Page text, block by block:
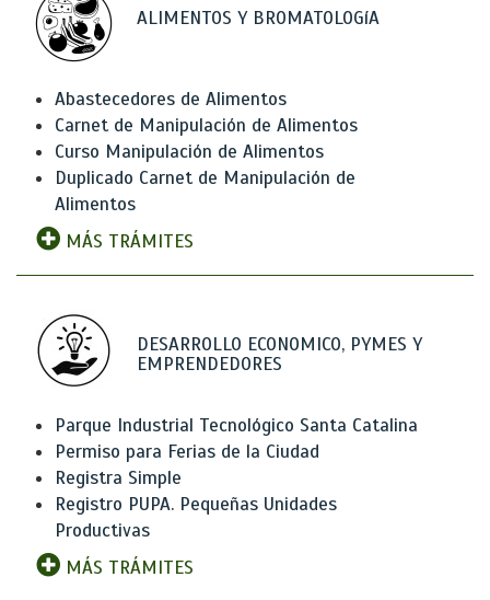
ALIMENTOS Y BROMATOLOGíA
Abastecedores de Alimentos
Carnet de Manipulación de Alimentos
Curso Manipulación de Alimentos
Duplicado Carnet de Manipulación de
Alimentos
MÁS TRÁMITES
DESARROLLO ECONOMICO, PYMES Y
EMPRENDEDORES
Parque Industrial Tecnológico Santa Catalina
Permiso para Ferias de la Ciudad
Registra Simple
Registro PUPA. Pequeñas Unidades
Productivas
MÁS TRÁMITES